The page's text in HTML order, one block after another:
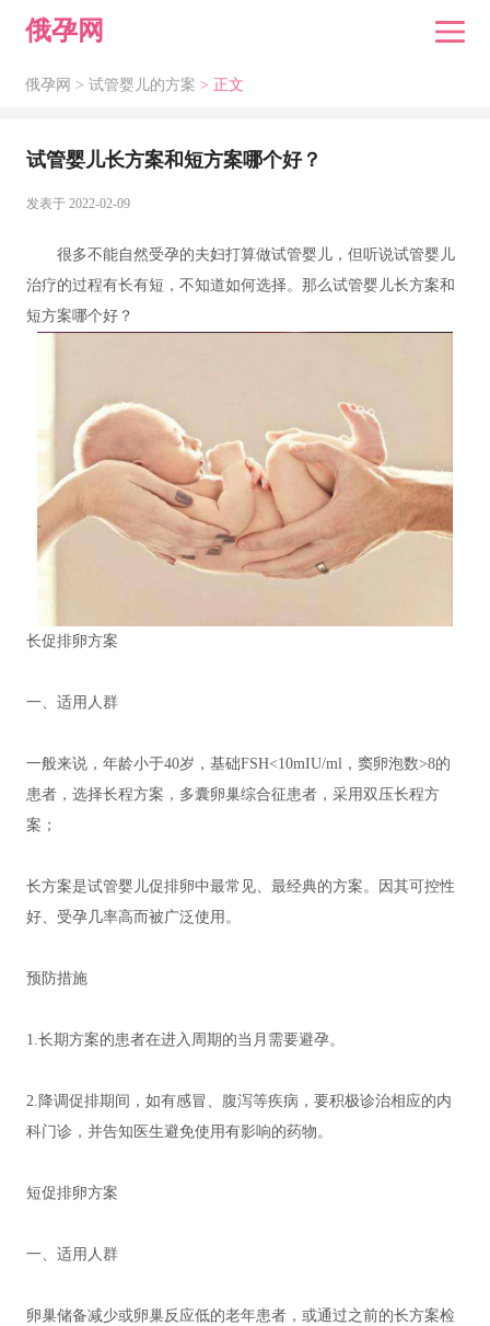
俄孕网
俄孕网 > 试管婴儿的方案 > 正文
试管婴儿长方案和短方案哪个好？
发表于 2022-02-09
很多不能自然受孕的夫妇打算做试管婴儿，但听说试管婴儿
治疗的过程有长有短，不知道如何选择。那么试管婴儿长方案和
短方案哪个好？
长促排卵方案
一、适用人群
一般来说，年龄小于40岁，基础FSH<10mIU/ml，窦卵泡数>8的
患者，选择长程方案，多囊卵巢综合征患者，采用双压长程方
案；
长方案是试管婴儿促排卵中最常见、最经典的方案。因其可控性
好、受孕几率高而被广泛使用。
预防措施
1.长期方案的患者在进入周期的当月需要避孕。
2.降调促排期间，如有感冒、腹泻等疾病，要积极诊治相应的内
科门诊，并告知医生避免使用有影响的药物。
短促排卵方案
一、适用人群
卵巢储备减少或卵巢反应低的老年患者，或通过之前的长方案检